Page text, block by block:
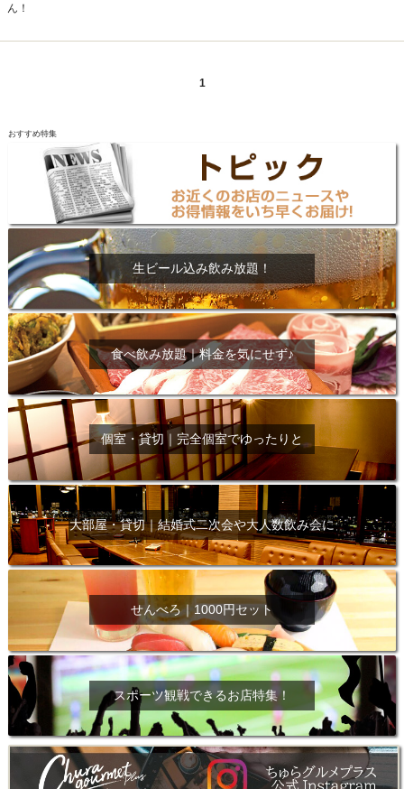
ん！
1
おすすめ特集
生ビール込み飲み放題！
食べ飲み放題｜料金を気にせず♪
個室・貸切｜完全個室でゆったりと
大部屋・貸切｜結婚式二次会や大人数飲み会に
せんべろ｜1000円セット
スポーツ観戦できるお店特集！